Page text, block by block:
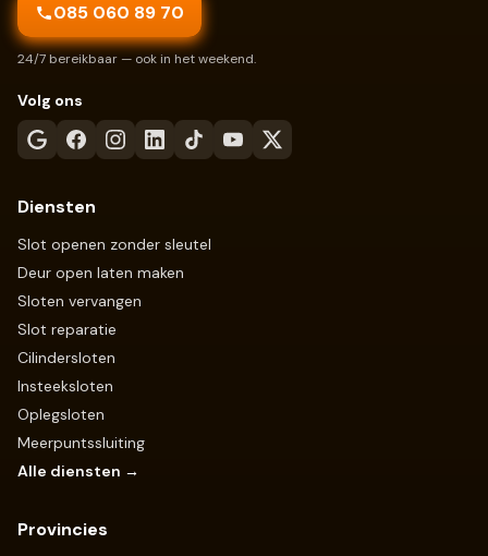
085 060 89 70
24/7 bereikbaar — ook in het weekend.
Volg ons
Diensten
Slot openen zonder sleutel
Deur open laten maken
Sloten vervangen
Slot reparatie
Cilindersloten
Insteeksloten
Oplegsloten
Meerpuntssluiting
Alle diensten →
Provincies